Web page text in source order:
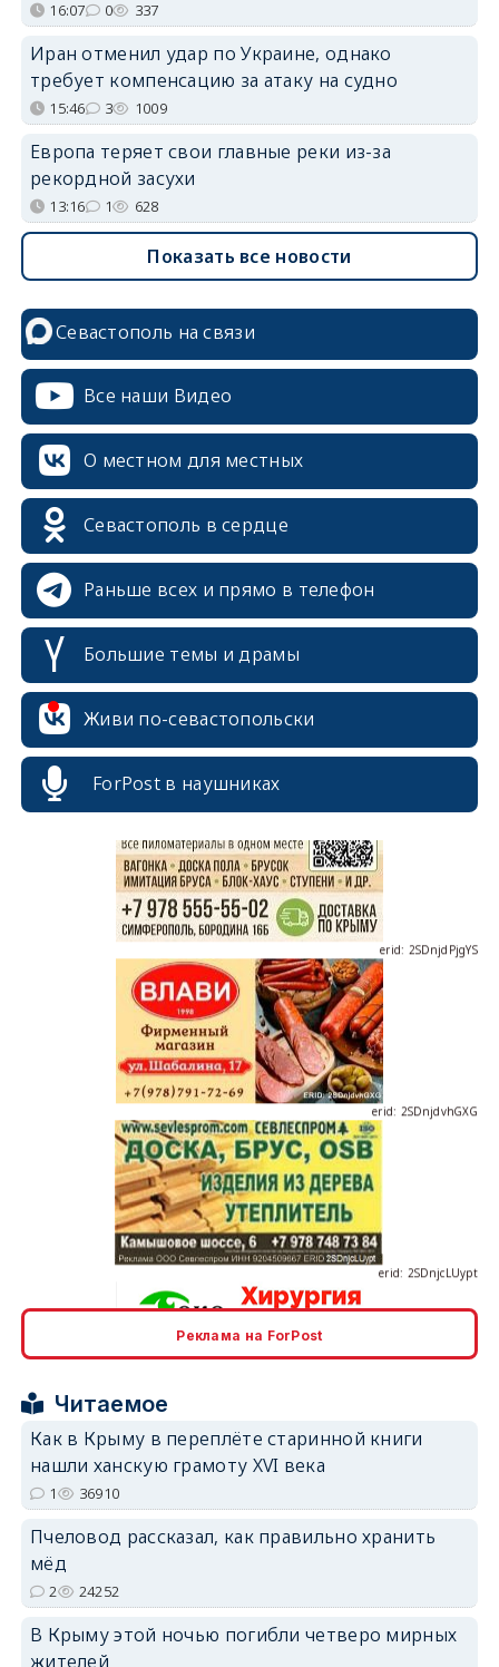
16:07 0 337
Иран отменил удар по Украине, однако
требует компенсацию за атаку на судно
15:46 3 1009
Европа теряет свои главные реки из-за
рекордной засухи
13:16 1 628
Показать все новости
Севастополь на связи
Все наши Видео
О местном для местных
Севастополь в сердце
Раньше всех и прямо в телефон
Большие темы и драмы
Живи по-севастопольски
ForPost в наушниках
erid: 2SDnjdPjgYS
erid: 2SDnjdvhGXG
erid: 2SDnjcrDNw6
Реклама на ForPost
Читаемое
Как в Крыму в переплёте старинной книги
нашли ханскую грамоту XVI века
1 36910
Пчеловод рассказал, как правильно хранить
мёд
2 24252
В Крыму этой ночью погибли четверо мирных
жителей